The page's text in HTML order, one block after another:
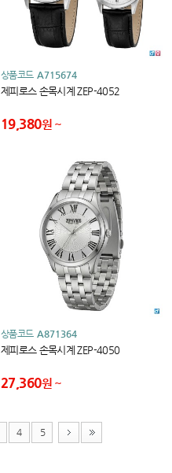
상품코드 A715674
제피로스 손목시계 ZEP-4052
19,380원
상품코드 A871364
제피로스 손목시계 ZEP-4050
27,360원
4 5